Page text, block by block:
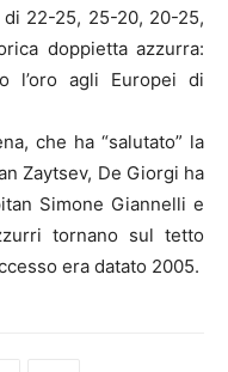
22-25, 25-20, 20-25,
doppietta azzurra:
l’oro agli Europei di
che ha “salutato” la
Zaytsev, De Giorgi ha
Simone Giannelli e
tornano sul tetto
era datato 2005.